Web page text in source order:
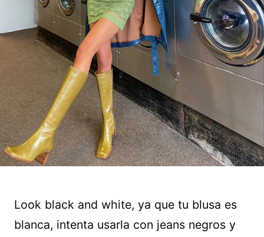
Look black and white, ya que tu blusa es
blanca, intenta usarla con jeans negros y